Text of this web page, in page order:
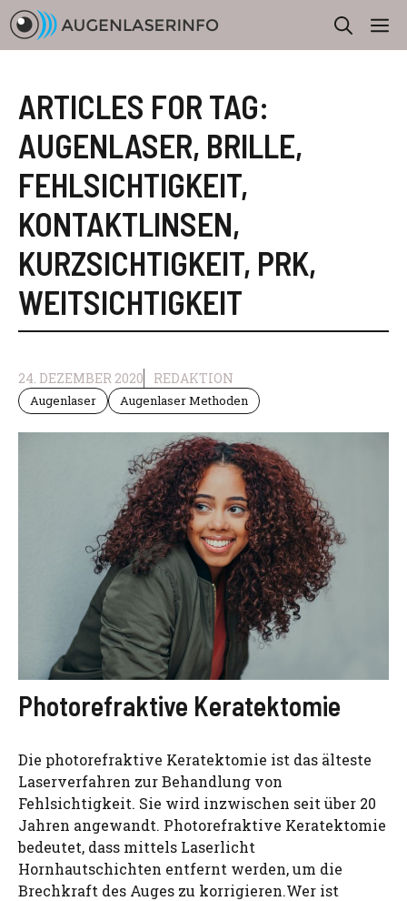
Zum
Inhalt
springen
ARTICLES FOR TAG:
AUGENLASER, BRILLE,
FEHLSICHTIGKEIT,
KONTAKTLINSEN,
KURZSICHTIGKEIT, PRK,
WEITSICHTIGKEIT
24. DEZEMBER 2020 REDAKTION
Augenlaser Augenlaser Methoden
Photorefraktive Keratektomie
Die photorefraktive Keratektomie ist das älteste
Laserverfahren zur Behandlung von
Fehlsichtigkeit. Sie wird inzwischen seit über 20
Jahren angewandt. Photorefraktive Keratektomie
bedeutet, dass mittels Laserlicht
Hornhautschichten entfernt werden, um die
Brechkraft des Auges zu korrigieren.Wer ist